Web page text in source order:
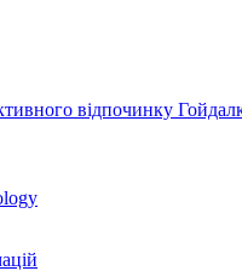
відпочинку